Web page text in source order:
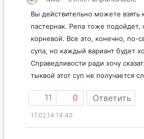
Вы действительно можете взять
пастернак. Репа тоже подойдет,
корневой. Все это, конечно, по-
супа, но каждый вариант будет
Справедливости ради хочу
тыквой этот суп не получается
11 0 Ответить
17.02.14 14:40